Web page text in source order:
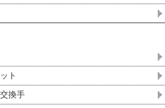
ト
換手